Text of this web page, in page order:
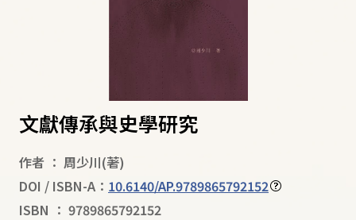
文獻傳承與史學研究
作者 ： 周少川(著)
DOI / ISBN-A： 10.6140/AP.9789865792152
ISBN ： 9789865792152